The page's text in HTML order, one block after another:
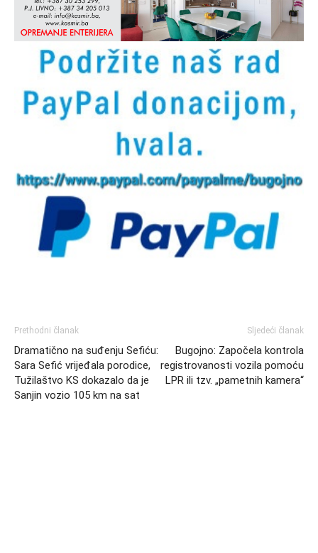
Prethodni članak
Dramatično na suđenju Sefiću:
Sara Sefić vrijeđala porodice,
Tužilaštvo KS dokazalo da je
Sanjin vozio 105 km na sat
Sljedeći članak
Bugojno: Započela kontrola
registrovanosti vozila pomoću
LPR ili tzv. „pametnih kamera“